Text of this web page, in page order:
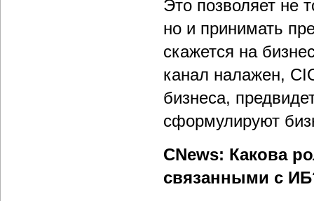
Это позволяет не
но и принимать
скажется на
канал налажен,
бизнеса,
сформулируют
CNews: Какова
связанными с